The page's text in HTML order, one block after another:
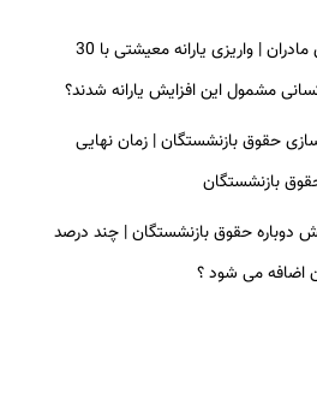
پرداخت کالابرگ برای مادران | واریزی یارانه معیشتی با 30
مشمول این افزایش یارانه شدند؟
حقوق بازنشستگان | زمان نهایی
دوباره حقوق بازنشستگان | چند درصد
اضافه می شود ؟